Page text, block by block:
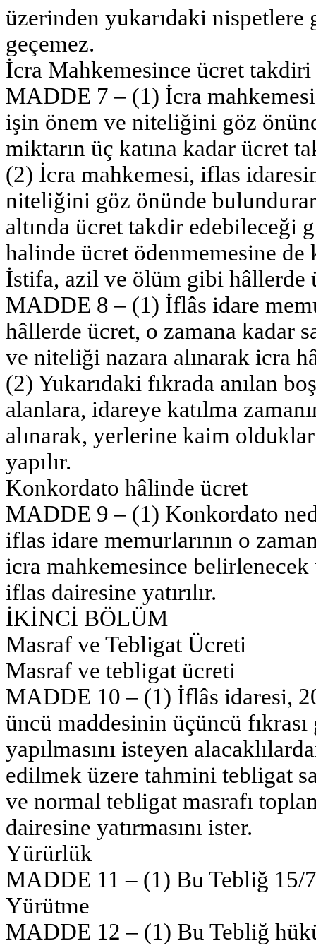
üzerinden yukarıdaki
geçemez.
İcra Mahkemesince ücret takdiri
MADDE 7 – (1) İcra
işin önem ve niteliğini göz
miktarın üç katına kadar ücret
(2) İcra mahkemesi, iflas
niteliğini göz önünde
altında ücret takdir edebileceği
halinde ücret ödenmemesine de
İstifa, azil ve ölüm gibi hâllerde
MADDE 8 – (1) İflâs idare
hâllerde ücret, o zamana kadar
ve niteliği nazara alınarak icra
(2) Yukarıdaki fıkrada anılan
alanlara, idareye katılma
alınarak, yerlerine kaim
yapılır.
Konkordato hâlinde ücret
MADDE 9 – (1) Konkordato
iflas idare memurlarının o
icra mahkemesince
iflas dairesine yatırılır.
İKİNCİ BÖLÜM
Masraf ve Tebligat Ücreti
Masraf ve tebligat ücreti
MADDE 10 – (1) İflâs idaresi,
üncü maddesinin üçüncü
yapılmasını isteyen
edilmek üzere tahmini tebligat
ve normal tebligat masrafı
dairesine yatırmasını ister.
Yürürlük
MADDE 11 – (1) Bu Tebliğ 15/
Yürütme
MADDE 12 – (1) Bu Tebliğ